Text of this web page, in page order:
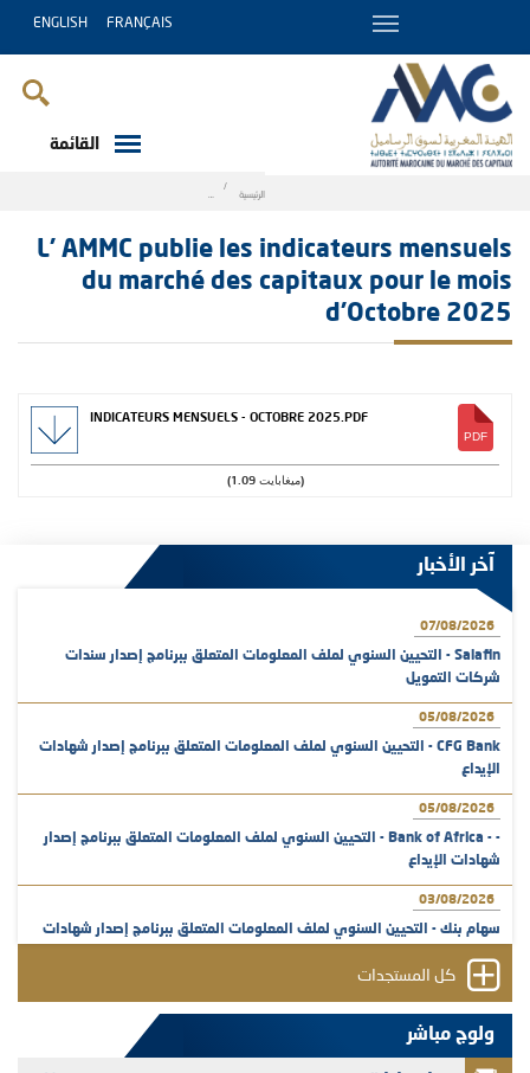
FRANÇAIS
ENGLISH
القائمة
الرئيسية marché des capitaux pour le mois d’Octobre 2025
L' AMMC publie les indicateurs mensuels
du marché des capitaux pour le mois
d’Octobre 2025
INDICATEURS MENSUELS - OCTOBRE 2025.PDF
(1.09 ميغابايت)
آخر الأخبار
07/08/2026
Salafin - التحيين السنوي لملف المعلومات المتعلق ببرنامج إصدار سندات
شركات التمويل
05/08/2026
CFG Bank - التحيين السنوي لملف المعلومات المتعلق ببرنامج إصدار شهادات
الإيداع
05/08/2026
- - Bank of Africa - التحيين السنوي لملف المعلومات المتعلق ببرنامج إصدار
شهادات الإيداع
03/08/2026
سهام بنك - التحيين السنوي لملف المعلومات المتعلق ببرنامج إصدار شهادات
31/07/2026
VEOLIA ENVIRONNEMENT - تؤشر الهيئة المغربية لسوق الرساميل على
المنشور النهائي المتعلق بالزيادة في الرأسمال المخصصة لأجراء المجموعة
كل المستجدات
ولوج مباشر